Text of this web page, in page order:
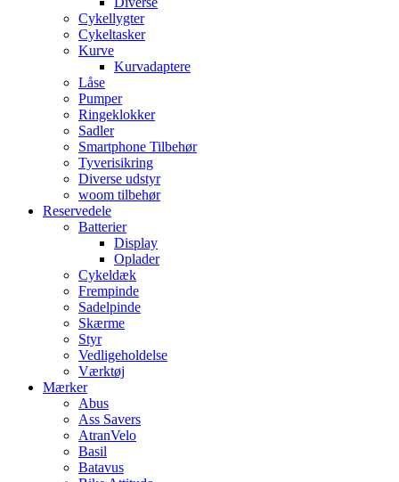
Cykellygter
Cykeltasker
Kurve
Kurvadaptere
Låse
Pumper
Ringeklokker
Sadler
Smartphone Tilbehør
Tyverisikring
Diverse udstyr
woom tilbehør
Reservedele
Batterier
Display
Oplader
Cykeldæk
Frempinde
Sadelpinde
Skærme
Styr
Vedligeholdelse
Værktøj
Mærker
Abus
Ass Savers
AtranVelo
Basil
Batavus